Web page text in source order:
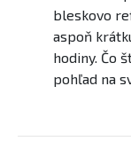
bleskovo
aspoň
hodiny. Čo
pohľad na